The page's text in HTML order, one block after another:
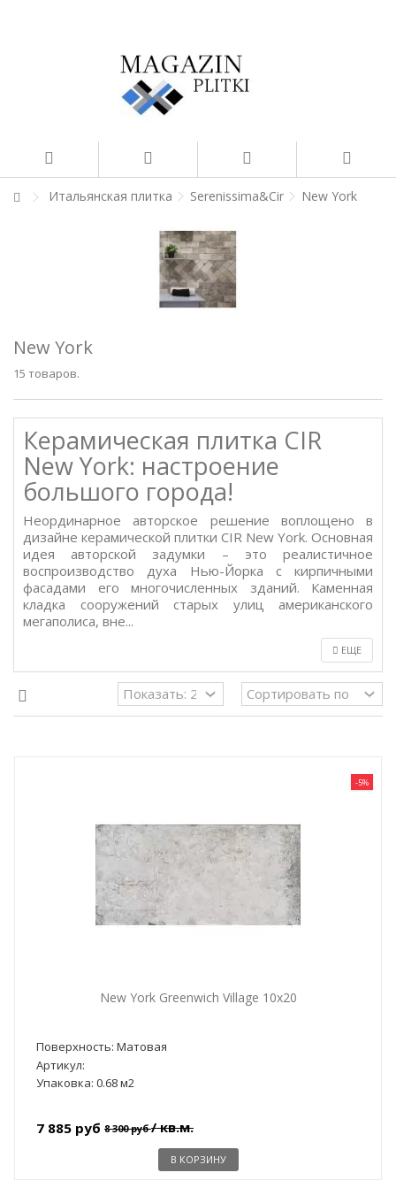
Итальянская плитка Serenissima&Cir New York
New York
15 товаров.
Керамическая плитка CIR
New York: настроение
большого города!
Неординарное авторское решение воплощено в
дизайне керамической плитки CIR New York. Основная
идея авторской задумки – это реалистичное
воспроизводство духа Нью-Йорка с кирпичными
фасадами его многочисленных зданий. Каменная
кладка сооружений старых улиц американского
мегаполиса, вне...
ЕЩЕ
-5%
New York Greenwich Village 10x20
Поверхность: Матовая
Артикул:
Упаковка: 0.68 м2
7 885 руб 8 300 руб/ кв.м.
В КОРЗИНУ